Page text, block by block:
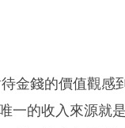
金錢的價值觀感
一的收入來源就